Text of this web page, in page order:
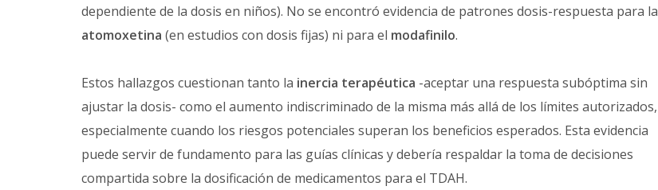
dependiente de la dosis en niños). No se encontró evidencia de patrones dosis-respuesta para la
atomoxetina (en estudios con dosis fijas) ni para el modafinilo.
Estos hallazgos cuestionan tanto la inercia terapéutica -aceptar una respuesta subóptima sin
ajustar la dosis- como el aumento indiscriminado de la misma más allá de los límites autorizados,
especialmente cuando los riesgos potenciales superan los beneficios esperados. Esta evidencia
puede servir de fundamento para las guías clínicas y debería respaldar la toma de decisiones
compartida sobre la dosificación de medicamentos para el TDAH.